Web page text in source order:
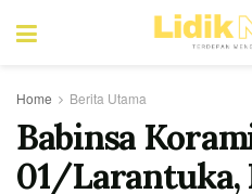
Home Berita Utama
Babinsa
01/Larantuka,